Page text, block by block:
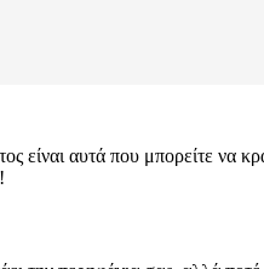
αυτά που μπορείτε να